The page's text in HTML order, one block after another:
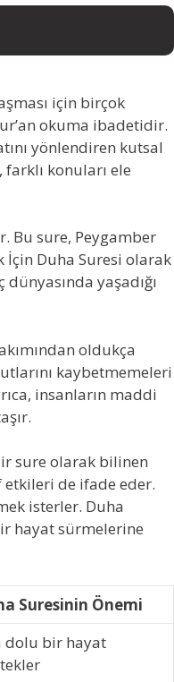
için birçok
okuma ibadetidir.
yönlendiren kutsal
konuları ele
Bu sure, Peygamber
İçin Duha Suresi olarak
yaşadığı
oldukça
kaybetmemeleri
insanların maddi
sure olarak bilinen
etkileri de ifade eder.
isterler. Duha
hayat sürmelerine
Suresinin Önemi
dolu bir hayat